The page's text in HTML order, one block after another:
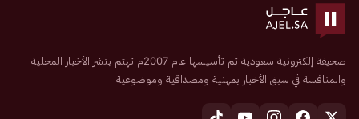
صحيفة إلكترونية سعودية تم تأسيسها عام 2007م تهتم بنشر الأخبار المحلية
والمنافسة في سبق الأخبار بمهنية ومصداقية وموضوعية